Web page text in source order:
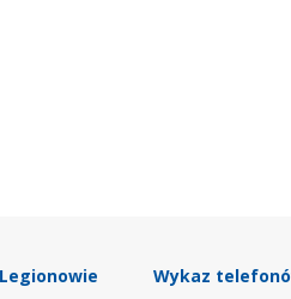
Wykaz